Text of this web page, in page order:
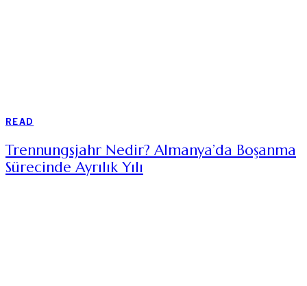
READ
Trennungsjahr Nedir? Almanya’da Boşanma
Sürecinde Ayrılık Yılı